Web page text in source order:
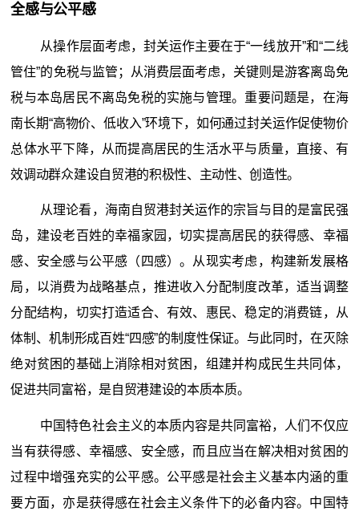
全感与公平感
从操作层面考虑，封关运作主要在于“一线放开”和“二线
管住”的免税与监管；从消费层面考虑，关键则是游客离岛免
税与本岛居民不离岛免税的实施与管理。重要问题是，在海
南长期“高物价、低收入”环境下，如何通过封关运作促使物价
总体水平下降，从而提高居民的生活水平与质量，直接、有
效调动群众建设自贸港的积极性、主动性、创造性。
从理论看，海南自贸港封关运作的宗旨与目的是富民强
岛，建设老百姓的幸福家园，切实提高居民的获得感、幸福
感、安全感与公平感（四感）。从现实考虑，构建新发展格
局，以消费为战略基点，推进收入分配制度改革，适当调整
分配结构，切实打造适合、有效、惠民、稳定的消费链，从
体制、机制形成百姓“四感”的制度性保证。与此同时，在灭除
绝对贫困的基础上消除相对贫困，组建并构成民生共同体，
促进共同富裕，是自贸港建设的本质本质。
中国特色社会主义的本质内容是共同富裕，人们不仅应
当有获得感、幸福感、安全感，而且应当在解决相对贫困的
过程中增强充实的公平感。公平感是社会主义基本内涵的重
要方面，亦是获得感在社会主义条件下的必备内容。中国特